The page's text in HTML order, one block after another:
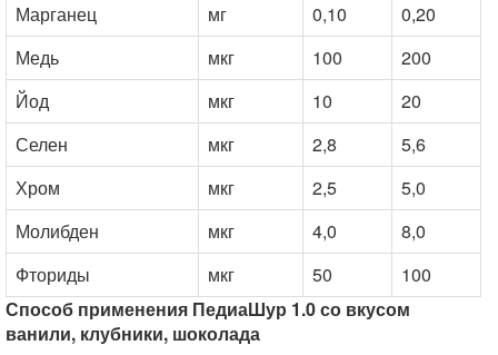
Марганец
мг 0,10
0,20
Медь
мкг 100
200
Йод
мкг 10
20
Селен
мкг 2,8
5,6
Хром
мкг 2,5
5,0
Молибден
мкг 4,0
8,0
Фториды
мкг 50
100
Способ применения ПедиаШур 1.0 со вкусом
ванили, клубники, шоколада